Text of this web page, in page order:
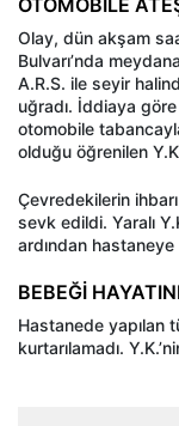
OTOMOBİLE
Olay, dün akşam
Bulvarı’nda
A.R.S. ile seyir
uğradı. İddiaya
otomobile
olduğu öğrenilen
Çevredekilerin
sevk edildi. Yaralı
ardından hastaneye
BEBEĞİ
Hastanede yapılan
kurtarılamadı.